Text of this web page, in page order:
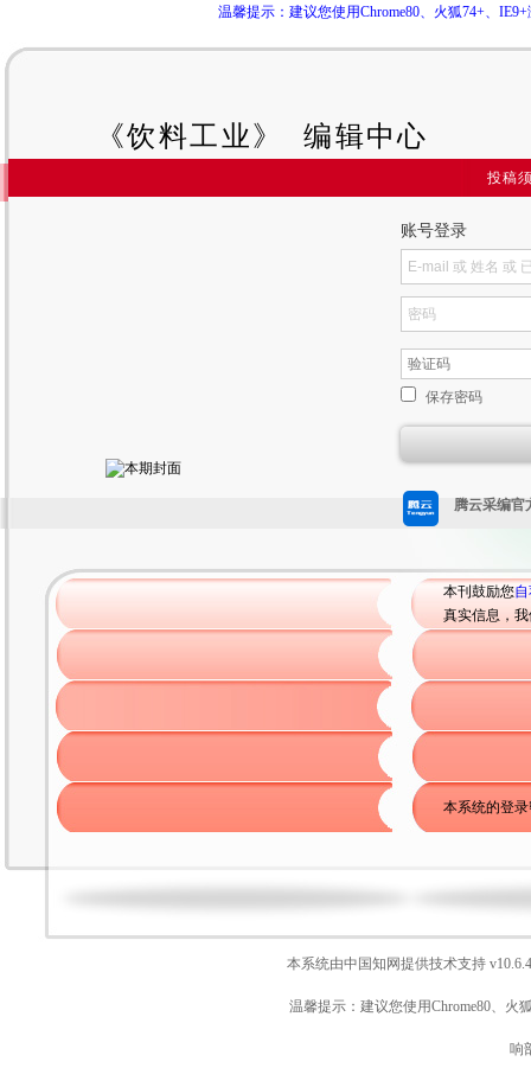
温馨提示：建议您使用Chrome80、火狐74+、
《饮料工业》 编辑中心
投稿
账号登录
保存密码
腾云采编官
本刊鼓励您
真实信息，
本系统的登
本系统由中国知网提供技术支持
温馨提示：建议您使用Chrome80、火
响